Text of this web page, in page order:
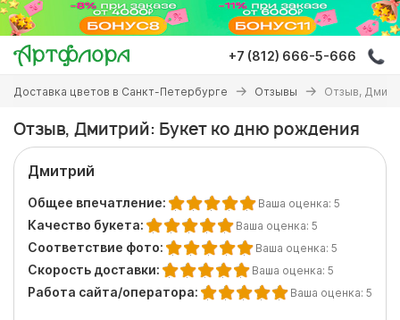
Перейти
основному
содержанию
+7 (812) 666-5-666
Вы
здесь
Доставка цветов в Санкт-Петербурге Отзывы Отзыв,
Отзыв, Дмитрий: Букет ко дню рождения
Дмитрий
Общее впечатление: Ваша оценка: 5
Качество букета: Ваша оценка: 5
Соответствие фото: Ваша оценка: 5
Скорость доставки: Ваша оценка: 5
Работа сайта/оператора: Ваша оценка: 5